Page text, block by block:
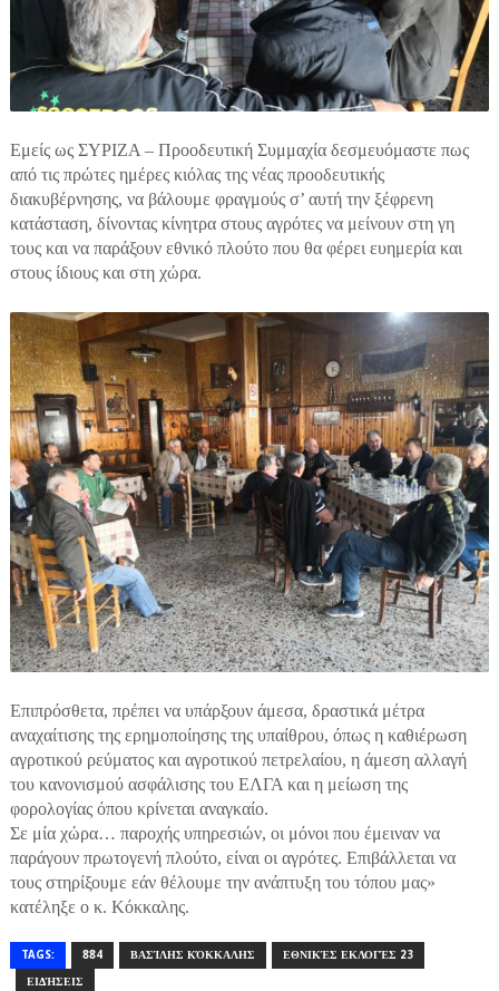
Εμείς ως ΣΥΡΙΖΑ – Προοδευτική Συμμαχία δεσμευόμαστε πως
από τις πρώτες ημέρες κιόλας της νέας προοδευτικής
διακυβέρνησης, να βάλουμε φραγμούς σ’ αυτή την ξέφρενη
κατάσταση, δίνοντας κίνητρα στους αγρότες να μείνουν στη γη
τους και να παράξουν εθνικό πλούτο που θα φέρει ευημερία και
στους ίδιους και στη χώρα.
Επιπρόσθετα, πρέπει να υπάρξουν άμεσα, δραστικά μέτρα
αναχαίτισης της ερημοποίησης της υπαίθρου, όπως η καθιέρωση
αγροτικού ρεύματος και αγροτικού πετρελαίου, η άμεση αλλαγή
του κανονισμού ασφάλισης του ΕΛΓΑ και η μείωση της
φορολογίας όπου κρίνεται αναγκαίο.
Σε μία χώρα… παροχής υπηρεσιών, οι μόνοι που έμειναν να
παράγουν πρωτογενή πλούτο, είναι οι αγρότες. Επιβάλλεται να
τους στηρίξουμε εάν θέλουμε την ανάπτυξη του τόπου μας»
κατέληξε ο κ. Κόκκαλης.
TAGS: 884 ΒΑΣΊΛΗΣ ΚΌΚΚΑΛΗΣ ΕΘΝΙΚΈΣ ΕΚΛΟΓΈΣ 23
ΕΙΔΉΣΕΙΣ